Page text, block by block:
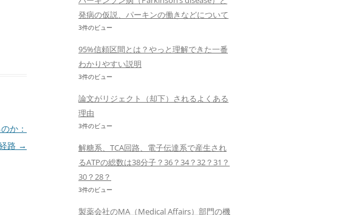
か：
路 →
発病の仮説、パーキンの働きなどについて
3件のビュー
95%信頼区間とは？やっと理解できた一番
わかりやすい説明
3件のビュー
論文がリジェクト（却下）されるよくある
理由
3件のビュー
解糖系、TCA回路、電子伝達系で産生され
るATPの総数は38分子？36？34？32？31？
30？28？
3件のビュー
製薬会社のMA（Medical Affairs）部門の機